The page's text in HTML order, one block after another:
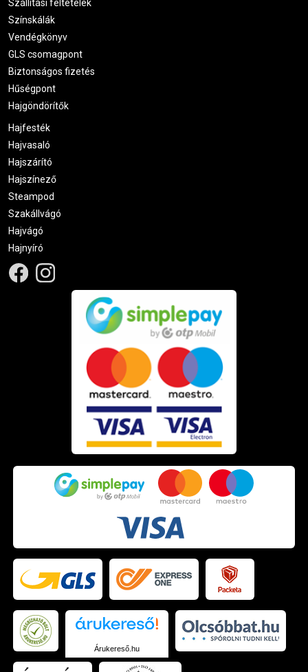
Szállítási feltételek
Színskálák
Vendégkönyv
GLS csomagpont
Biztonságos fizetés
Hűségpont
Hajgöndörítők
Hajfesték
Hajvasaló
Hajszárító
Hajszínező
Steampod
Szakállvágó
Hajvágó
Hajnyíró
Árukereső.hu